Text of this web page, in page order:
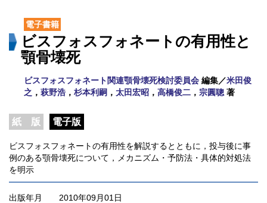
電子書籍
ビスフォスフォネートの有用性と
顎骨壊死
ビスフォスフォネート関連顎骨壊死検討委員会 編集／米田俊
之 ， 萩野浩， 杉本利嗣 ， 太田宏昭 ， 高橋俊二 ， 宗圓聰 著
紙 版 電子版
ビスフォスフォネートの有用性を解説するとともに，投与後に事
例のある顎骨壊死について，メカニズム・予防法・具体的対処法
を明示
出版年月
2010年09月01日